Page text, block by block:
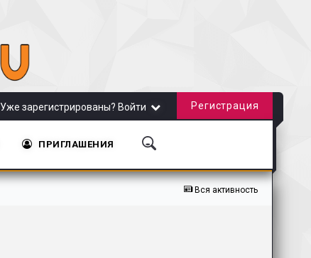
Уже зарегистрированы? Войти Регистрация
ПРИГЛАШЕНИЯ
Вся активность